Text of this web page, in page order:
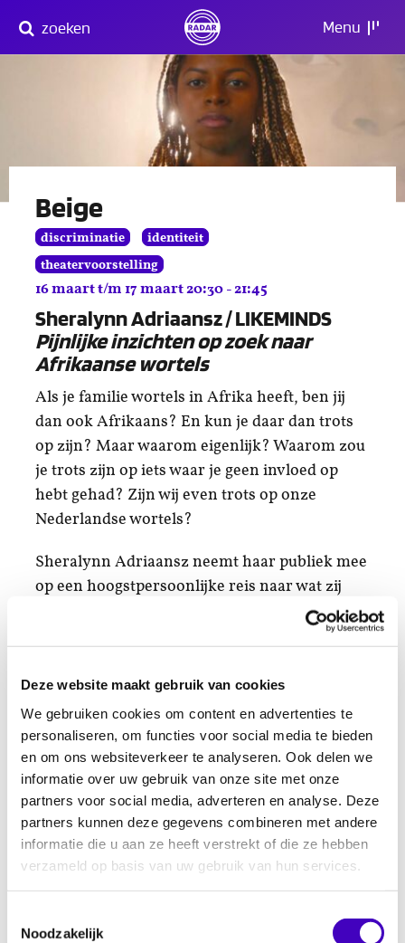
Deze website maakt gebruik van cookies
We gebruiken cookies om content en advertenties te
personaliseren, om functies voor social media te bieden
en om ons websiteverkeer te analyseren. Ook delen we
informatie over uw gebruik van onze site met onze
partners voor social media, adverteren en analyse. Deze
partners kunnen deze gegevens combineren met andere
informatie die u aan ze heeft verstrekt of die ze hebben
verzameld op basis van uw gebruik van hun services.
Noodzakelijk
naar
content
zoeken Menu
Beige
discriminatie identiteit
theatervoorstelling
16 maart t/m 17 maart 20:30 - 21:45
Sheralynn Adriaansz / LIKEMINDS
Pijnlijke inzichten op zoek naar
Afrikaanse wortels
Als je familie wortels in Afrika heeft, ben jij
dan ook Afrikaans? En kun je daar dan trots
op zijn? Maar waarom eigenlijk? Waarom zou
je trots zijn op iets waar je geen invloed op
hebt gehad? Zijn wij even trots op onze
Nederlandse wortels?
Sheralynn Adriaansz neemt haar publiek mee
op een hoogstpersoonlijke reis naar wat zij
denkt dat haar culturele identiteit is. Een reis
vol desillusies, vergissingen, schaamte en
nageslacht met humor, maar ook met pijn. In
de confrontatie met haar grootmoeders beseft
ze steeds meer dat er een heel groot gat zit
waar ze haar Afrikaanse wortels had bedacht.
In de solo Beigespeelt theatermaker
Sheralynn Adriaansz een zwangere vrouw.
Ondertussen heeft de realiteit de verbeelding